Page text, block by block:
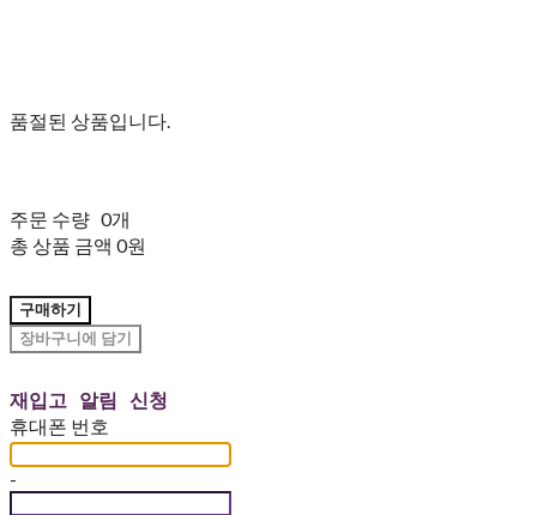
품절된 상품입니다.
주문 수량 0개
총 상품 금액 0원
구매하기
장바구니에 담기
재입고 알림 신청
휴대폰 번호
-